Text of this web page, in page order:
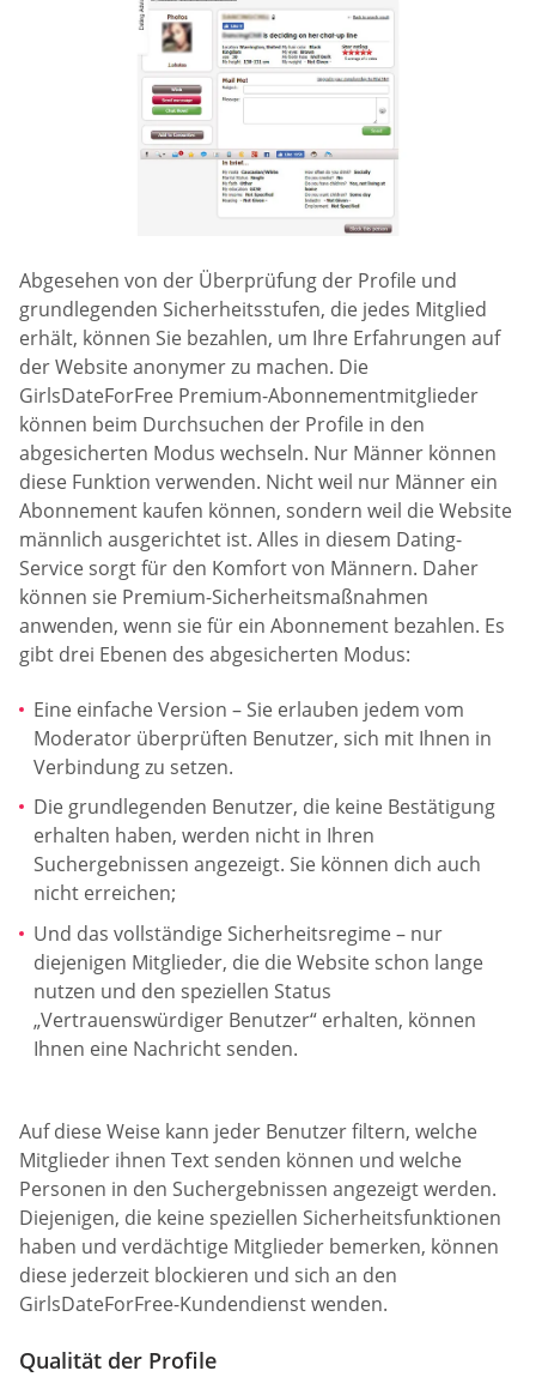
Abgesehen von der Überprüfung der Profile und
grundlegenden Sicherheitsstufen, die jedes Mitglied
erhält, können Sie bezahlen, um Ihre Erfahrungen auf
der Website anonymer zu machen. Die
GirlsDateForFree Premium-Abonnementmitglieder
können beim Durchsuchen der Profile in den
abgesicherten Modus wechseln. Nur Männer können
diese Funktion verwenden. Nicht weil nur Männer ein
Abonnement kaufen können, sondern weil die Website
männlich ausgerichtet ist. Alles in diesem Dating-
Service sorgt für den Komfort von Männern. Daher
können sie Premium-Sicherheitsmaßnahmen
anwenden, wenn sie für ein Abonnement bezahlen. Es
gibt drei Ebenen des abgesicherten Modus:
Eine einfache Version – Sie erlauben jedem vom
Moderator überprüften Benutzer, sich mit Ihnen in
Verbindung zu setzen.
Die grundlegenden Benutzer, die keine Bestätigung
erhalten haben, werden nicht in Ihren
Suchergebnissen angezeigt. Sie können dich auch
nicht erreichen;
Und das vollständige Sicherheitsregime – nur
diejenigen Mitglieder, die die Website schon lange
nutzen und den speziellen Status
„Vertrauenswürdiger Benutzer“ erhalten, können
Ihnen eine Nachricht senden.
Auf diese Weise kann jeder Benutzer filtern, welche
Mitglieder ihnen Text senden können und welche
Personen in den Suchergebnissen angezeigt werden.
Diejenigen, die keine speziellen Sicherheitsfunktionen
haben und verdächtige Mitglieder bemerken, können
diese jederzeit blockieren und sich an den
GirlsDateForFree-Kundendienst wenden.
Qualität der Profile